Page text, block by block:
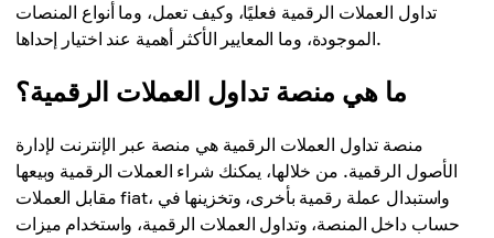
تداول العملات الرقمية فعليًا، وكيف تعمل، وما أنواع المنصات
الموجودة، وما المعايير الأكثر أهمية عند اختيار إحداها.
ما هي منصة تداول العملات الرقمية؟
منصة تداول العملات الرقمية هي منصة عبر الإنترنت لإدارة
الأصول الرقمية. من خلالها، يمكنك شراء العملات الرقمية وبيعها
مقابل العملات fiat، واستبدال عملة رقمية بأخرى، وتخزينها في
حساب داخل المنصة، وتداول العملات الرقمية، واستخدام ميزات